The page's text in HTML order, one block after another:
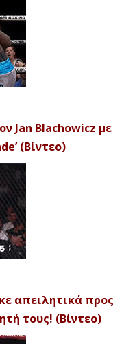
Jan Blachowicz με
(Βίντεο)
απειλητικά προς
τους! (Βίντεο)